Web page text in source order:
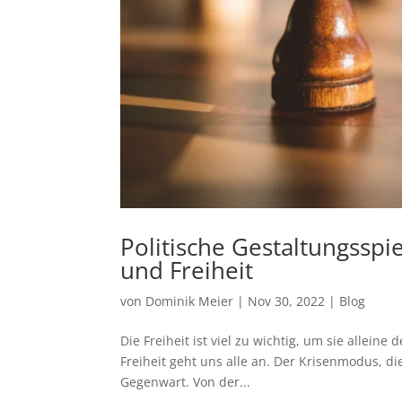
Politische
und Freiheit
von Dominik Meier | Nov 30, 2022 | Blog
Die Freiheit ist viel zu wichtig, um sie alleine
Freiheit geht uns alle an. Der Krisenmodus,
Gegenwart. Von der...